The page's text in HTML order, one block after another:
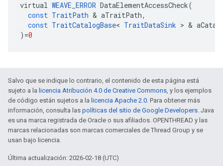
virtual WEAVE_ERROR DataElementAccessCheck(
const TraitPath & aTraitPath,
const TraitCatalogBase< TraitDataSink > &
) =0
Salvo que se indique lo contrario, el contenido de esta página está
sujeto a la licencia Atribución 4.0 de Creative Commons, y los ejemplos
de código están sujetos a la licencia Apache 2.0. Para obtener más
información, consulta las políticas del sitio de Google Developers. Java
es una marca registrada de Oracle o sus afiliados. OPENTHREAD y las
marcas relacionadas son marcas comerciales de Thread Group y se
usan bajo licencia.
Última actualización: 2026-02-18 (UTC)